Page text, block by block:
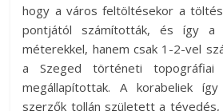
hogy a város feltöltésekor a
pontjától számították, és így
méterekkel, hanem csak 1-2-vel
a Szeged történeti topográfiai
megállapítottak. A korabeliek
szerzők tollán született a